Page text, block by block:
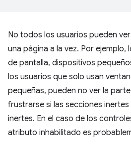
No todos los usuarios pueden
una página a la vez. Por ejemplo,
de pantalla, dispositivos
los usuarios que solo usan
pequeñas, pueden no ver la
frustrarse si las secciones
inertes. En el caso de los
atributo inhabilitado es